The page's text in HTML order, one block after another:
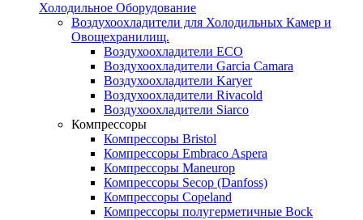
Холодильное Оборудование
Воздухоохладители для Холодильных Камер и
Овощехранилищ.
Воздухоохладители ECO
Воздухоохладители Garcia Camara
Воздухоохладители Karyer
Воздухоохладители Rivacold
Воздухоохладители Siarco
Компрессоры
Компрессоры Bristol
Компрессоры Embraco Aspera
Компрессоры Maneurop
Компрессоры Secop (Danfoss)
Компрессоры Copeland
Компрессоры полугерметичные Bock